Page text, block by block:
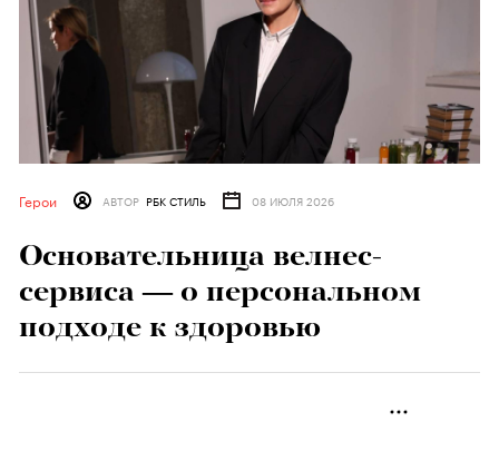
Герои АВТОР РБК СТИЛЬ 08 ИЮЛЯ 2026
Основательница велнес-
сервиса — о персональном
подходе к здоровью